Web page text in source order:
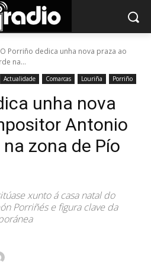
O Porriño dedica unha nova praza ao
na...
Actualidade Comarcas Louriña Porriño
unha nova
Antonio
zona de Pío
xunto á casa natal do
Porriñés e figura clave da